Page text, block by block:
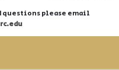
questions please email